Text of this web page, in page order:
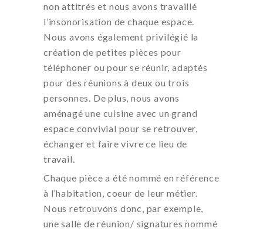
non attitrés et nous avons travaillé
l’insonorisation de chaque espace.
Nous avons également privilégié la
création de petites pièces pour
téléphoner ou pour se réunir, adaptés
pour des réunions à deux ou trois
personnes. De plus, nous avons
aménagé une cuisine avec un grand
espace convivial pour se retrouver,
échanger et faire vivre ce lieu de
travail.
Chaque pièce a été nommé en référence
à l’habitation, coeur de leur métier.
Nous retrouvons donc, par exemple,
une salle de réunion/ signatures nommé